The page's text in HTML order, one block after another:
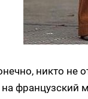
никто не
на французский